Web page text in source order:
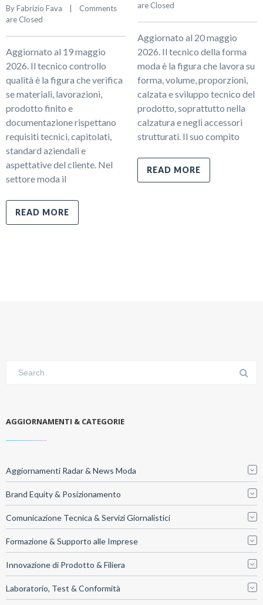
By Fabrizio Fava
Comments
are Closed
Aggiornato al 19 maggio
2026. Il tecnico controllo
qualità è la figura che verifica
se materiali, lavorazioni,
prodotto finito e
documentazione rispettano
requisiti tecnici, capitolati,
standard aziendali e
aspettative del cliente. Nel
settore moda il
READ MORE
are Closed
Aggiornato al 20 maggio
2026. Il tecnico della forma
moda è la figura che lavora su
forma, volume, proporzioni,
calzata e sviluppo tecnico del
prodotto, soprattutto nella
calzatura e negli accessori
strutturati. Il suo compito
READ MORE
AGGIORNAMENTI & CATEGORIE
Aggiornamenti Radar & News Moda
Brand Equity & Posizionamento
Comunicazione Tecnica & Servizi Giornalistici
Formazione & Supporto alle Imprese
Innovazione di Prodotto & Filiera
Laboratorio, Test & Conformità